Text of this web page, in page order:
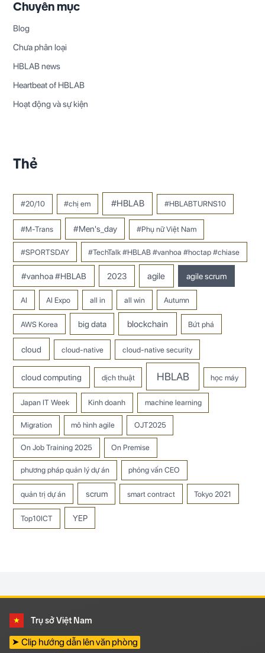
Chuyên mục
Blog
Chưa phân loại
HBLAB news
Heartbeat of HBLAB
Hoạt động và sự kiện
Thẻ
#20/10 #chị em #HBLAB #HBLABTURNS10
#M-Trans #Men's_day #Phụ nữ Việt Nam
#SPORTSDAY #TechTalk #HBLAB #vanhoa #hoctap #chiase
#vanhoa #HBLAB 2023 agile agile scrum
AI AI Expo all in all win Autumn
AWS Korea big data blockchain Bứt phá
cloud cloud-native cloud-native security
cloud computing dịch thuật HBLAB học máy
Japan IT Week Kinh doanh machine learning
Migration mô hình agile OJT2025
On Job Training 2025 On Premise
phương pháp quản lý dự án phỏng vấn CEO
quản trị dự án scrum smart contract Tokyo 2021
Top10ICT YEP
Trụ sở Việt Nam
➤ Clip hướng dẫn lên văn phòng